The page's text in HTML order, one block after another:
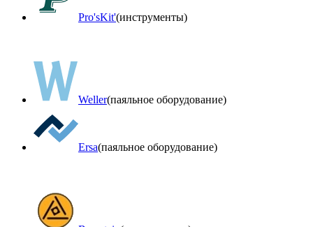
Pro'sKit'(инструменты)
Weller(паяльное оборудование)
Ersa(паяльное оборудование)